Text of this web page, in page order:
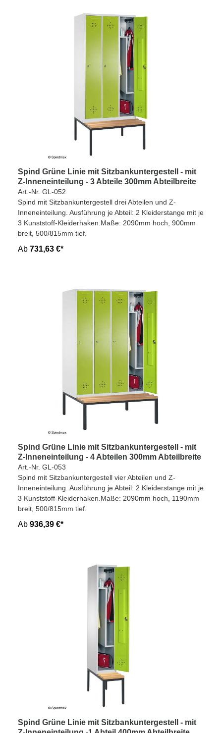
Spind Grüne Linie mit Sitzbankuntergestell - mit
Z-Inneneinteilung - 3 Abteile 300mm Abteilbreite
Art.-Nr. GL-052
Spind mit Sitzbankuntergestell drei Abteilen und Z-
Inneneinteilung. Ausführung je Abteil: 2 Kleiderstange mit je
3 Kunststoff-Kleiderhaken.Maße: 2090mm hoch, 900mm
breit, 500/815mm tief.
Ab 731,63 €*
Spind Grüne Linie mit Sitzbankuntergestell - mit
Z-Inneneinteilung - 4 Abteilen 300mm Abteilbreite
Art.-Nr. GL-053
Spind mit Sitzbankuntergestell vier Abteilen und Z-
Inneneinteilung. Ausführung je Abteil: 2 Kleiderstange mit je
3 Kunststoff-Kleiderhaken.Maße: 2090mm hoch, 1190mm
breit, 500/815mm tief.
Ab 936,39 €*
Spind Grüne Linie mit Sitzbankuntergestell - mit